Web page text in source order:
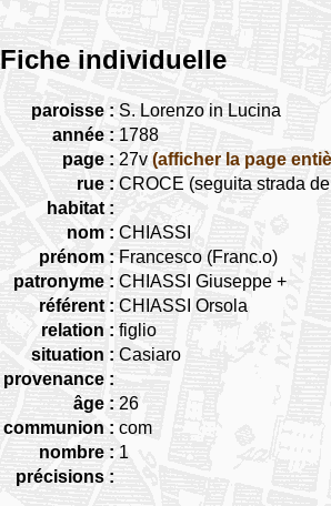
Fiche individuelle
paroisse : S. Lorenzo in Lucina
année : 1788
page : 27v (afficher la page
rue : CROCE (seguita strada
habitat :
nom : CHIASSI
prénom : Francesco (Franc.o)
patronyme : CHIASSI Giuseppe +
référent : CHIASSI Orsola
relation : figlio
situation : Casiaro
provenance :
âge : 26
communion : com
nombre : 1
précisions :